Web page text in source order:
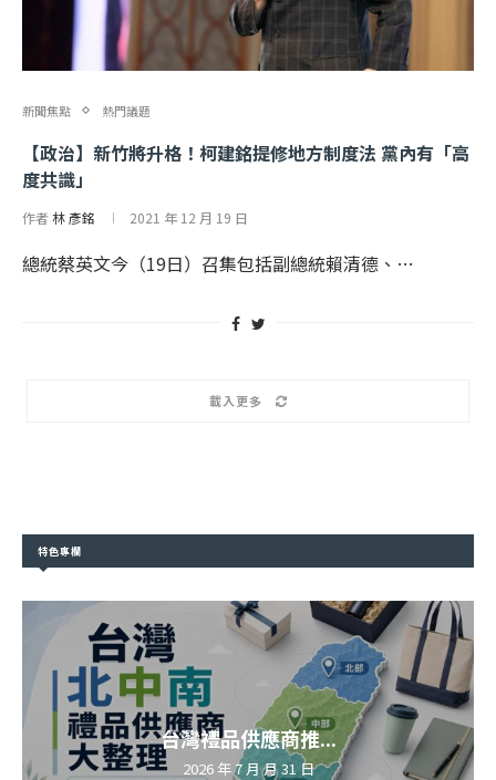
新聞焦點 熱門議題
【政治】新竹將升格！柯建銘提修地方制度法 黨內有「高
度共識」
作者林 彥銘 2021 年 12 月 19 日
總統蔡英文今（19日）召集包括副總統賴清德、…
載入更多
特色專欄
台灣禮品供應商推...
2026 年 7 月 月 31 日